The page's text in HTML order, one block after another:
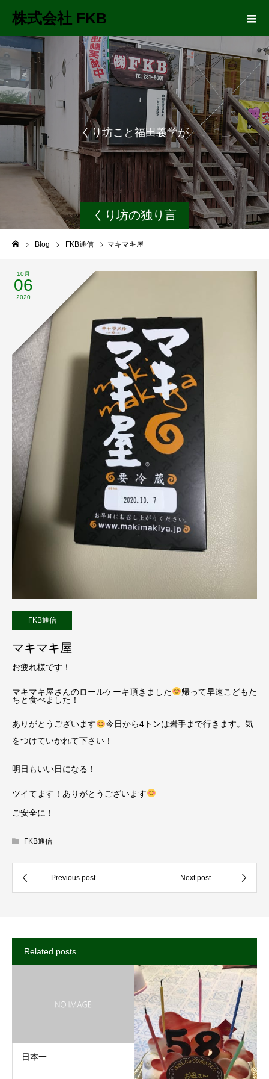
株式会社 FKB
くり坊の独り言
くり坊 と 福田 義 学が
長距離
Blog FKB通信 マキマキ屋
10月
06
2020
FKB通信
マキマキ屋
お疲れ様です！
マキマキ屋さんのロールケーキ頂きました
帰って早速こどもた
ちと食べました！
ありがとうございます
今日から4トンは岩手まで行きます。気
をつけていかれて下さい！
明日もいい日になる！
ツイてます！ありがとうございます
ご安全に！
FKB通信
Related posts
日本一